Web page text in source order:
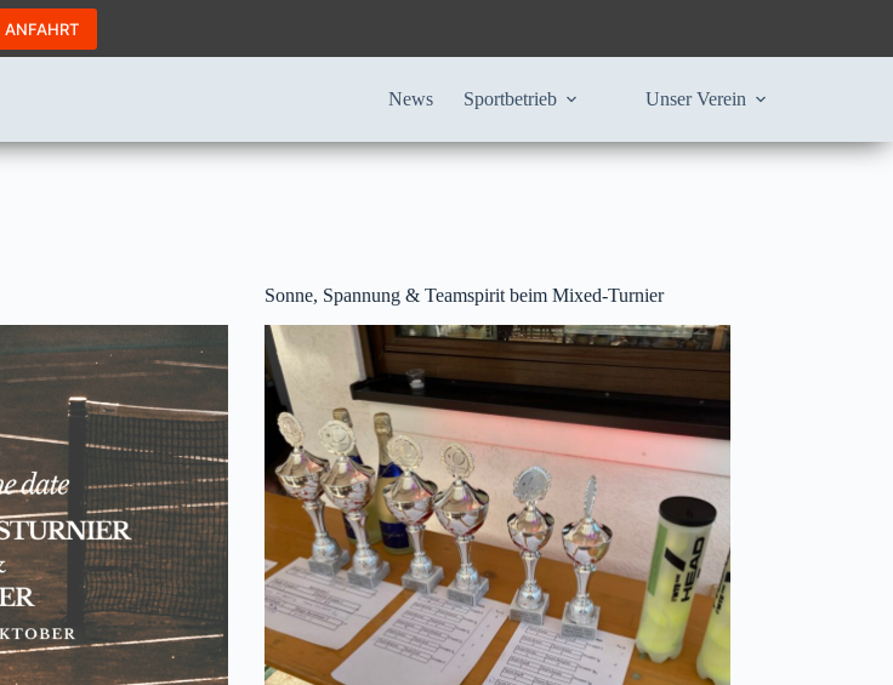
ANFAHRT
News Sportbetrieb Unser Verein
Sonne, Spannung & Teamspirit beim Mixed-Turnier